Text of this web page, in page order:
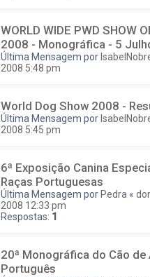
WORLD WIDE PWD SHOW
2008 - Monográfica - 5
Última Mensagem por
2008 5:48 pm
World Dog Show 2008 -
Última Mensagem por
2008 5:45 pm
6ª Exposição Canina
Raças Portuguesas
Última Mensagem por Pedra «
2008 12:33 pm
Respostas: 1
20ª Monográfica do Cão de
Português